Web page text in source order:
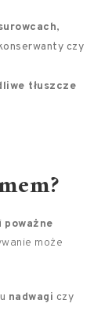
,
czy
tłuszcze
poważne
może
nadwagi czy